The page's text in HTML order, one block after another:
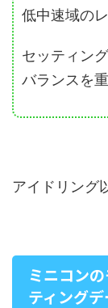
低中速域の
セッティン
バランスを
アイドリング
ミニコン
ティングデ